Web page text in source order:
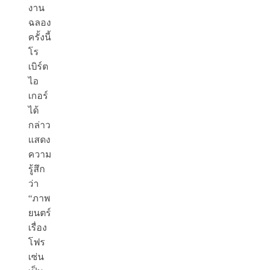
งาน
ฉลอง
ครั้งนี้
โร
เบิร์ต
ไอ
เกอร์
ได้
กล่าว
แสดง
ความ
รู้สึก
ว่า
“ภาพ
ยนตร์
เรื่อง
โฟร
เซ่น